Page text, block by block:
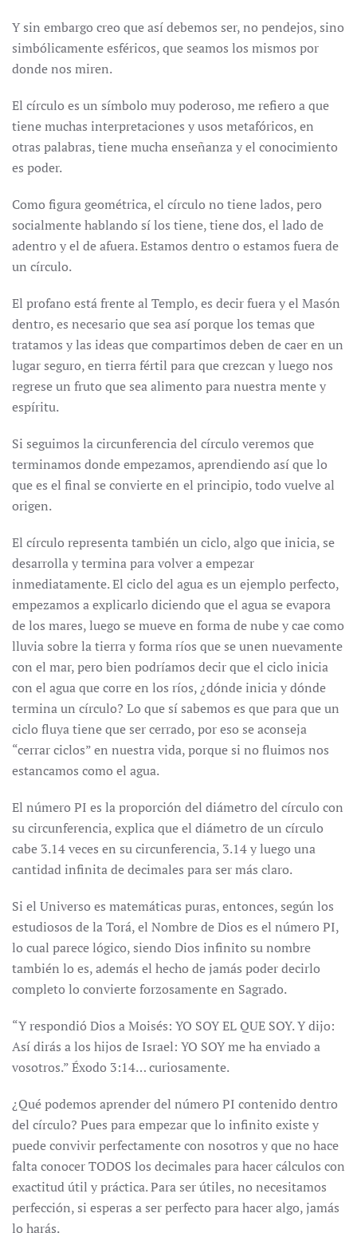
Y sin embargo creo que así debemos ser, no pendejos, sino
simbólicamente esféricos, que seamos los mismos por
donde nos miren.
El círculo es un símbolo muy poderoso, me refiero a que
tiene muchas interpretaciones y usos metafóricos, en
otras palabras, tiene mucha enseñanza y el conocimiento
es poder.
Como figura geométrica, el círculo no tiene lados, pero
socialmente hablando sí los tiene, tiene dos, el lado de
adentro y el de afuera. Estamos dentro o estamos fuera de
un círculo.
El profano está frente al Templo, es decir fuera y el Masón
dentro, es necesario que sea así porque los temas que
tratamos y las ideas que compartimos deben de caer en un
lugar seguro, en tierra fértil para que crezcan y luego nos
regrese un fruto que sea alimento para nuestra mente y
espíritu.
Si seguimos la circunferencia del círculo veremos que
terminamos donde empezamos, aprendiendo así que lo
que es el final se convierte en el principio, todo vuelve al
origen.
El círculo representa también un ciclo, algo que inicia, se
desarrolla y termina para volver a empezar
inmediatamente. El ciclo del agua es un ejemplo perfecto,
empezamos a explicarlo diciendo que el agua se evapora
de los mares, luego se mueve en forma de nube y cae como
lluvia sobre la tierra y forma ríos que se unen nuevamente
con el mar, pero bien podríamos decir que el ciclo inicia
con el agua que corre en los ríos, ¿dónde inicia y dónde
termina un círculo? Lo que sí sabemos es que para que un
ciclo fluya tiene que ser cerrado, por eso se aconseja
“cerrar ciclos” en nuestra vida, porque si no fluimos nos
estancamos como el agua.
El número PI es la proporción del diámetro del círculo con
su circunferencia, explica que el diámetro de un círculo
cabe 3.14 veces en su circunferencia, 3.14 y luego una
cantidad infinita de decimales para ser más claro.
Si el Universo es matemáticas puras, entonces, según los
estudiosos de la Torá, el Nombre de Dios es el número PI,
lo cual parece lógico, siendo Dios infinito su nombre
también lo es, además el hecho de jamás poder decirlo
completo lo convierte forzosamente en Sagrado.
“Y respondió Dios a Moisés: YO SOY EL QUE SOY. Y dijo:
Así dirás a los hijos de Israel: YO SOY me ha enviado a
vosotros.” Éxodo 3:14… curiosamente.
¿Qué podemos aprender del número PI contenido dentro
del círculo? Pues para empezar que lo infinito existe y
puede convivir perfectamente con nosotros y que no hace
falta conocer TODOS los decimales para hacer cálculos con
exactitud útil y práctica. Para ser útiles, no necesitamos
perfección, si esperas a ser perfecto para hacer algo, jamás
lo harás.